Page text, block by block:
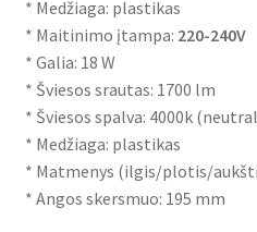
* Medžiaga: plastikas
* Maitinimo įtampa: 220-240V
* Galia: 18 W
* Šviesos srautas: 1700 lm
* Šviesos spalva: 4000k
* Medžiaga: plastikas
* Matmenys (ilgis/plotis/
* Angos skersmuo: 195 mm